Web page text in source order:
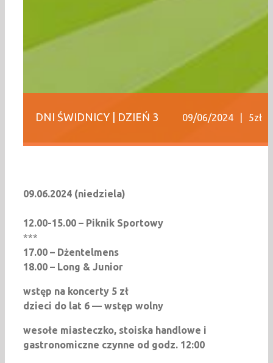
DNI ŚWIDNICY | DZIEŃ 3 09/06/2024 5zł
09.06.2024 (niedziela)
12.00-15.00 – Piknik Sportowy
***
17.00 – Dżentelmens
18.00 – Long & Junior
wstęp na koncerty 5 zł
dzieci do lat 6 — wstęp wolny
wesołe miasteczko, stoiska handlowe i
gastronomiczne czynne od godz. 12:00